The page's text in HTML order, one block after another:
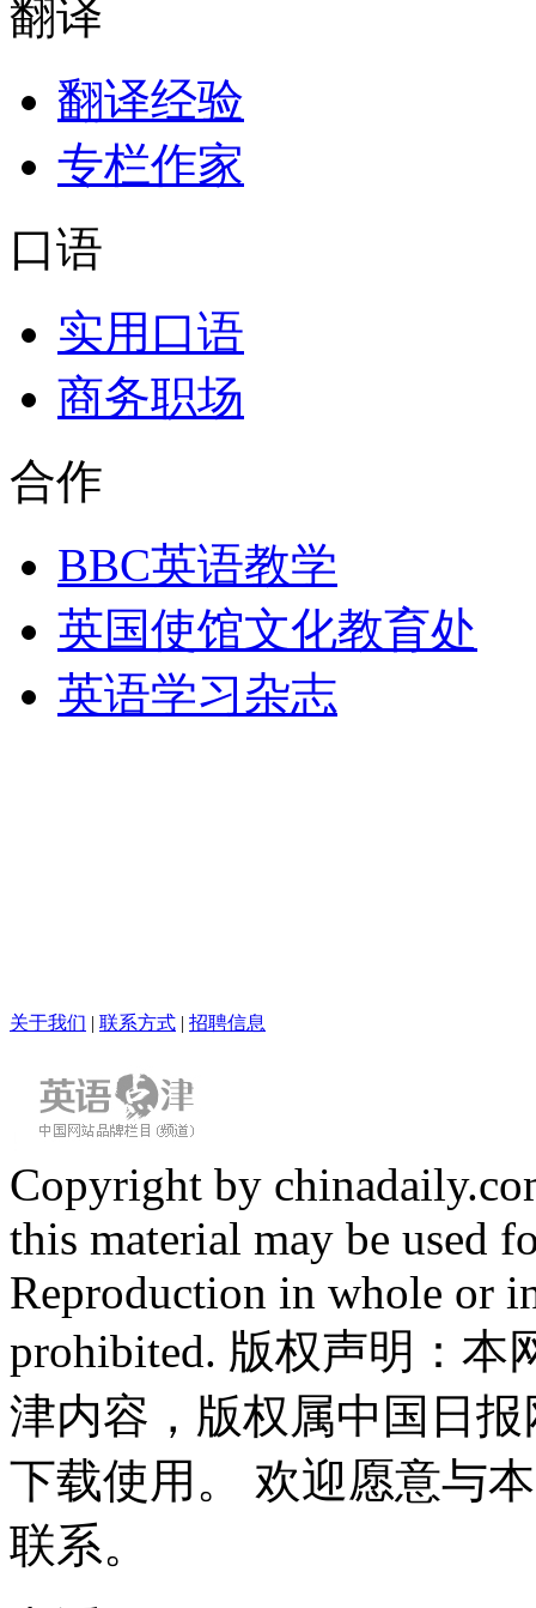
翻译
翻译经验
专栏作家
口语
实用口语
商务职场
合作
BBC英语教学
英国使馆文化教育处
英语学习杂志
关于我们 | 联系方式 | 招聘信息
Copyright by
this material may be used
Reproduction in whole or
prohibited. 版权声明：
津内容，版权属中国日
下载使用。 欢迎愿意与
联系。